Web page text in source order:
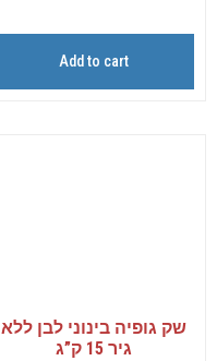
Add to cart
שק גופיה בינוני לבן ללא
גיר 15 ק”ג